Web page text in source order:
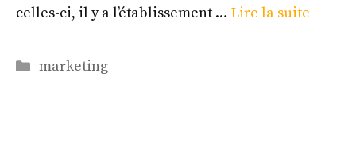
celles-ci, il y a l’établissement … Lire la suite
Catégories
marketing